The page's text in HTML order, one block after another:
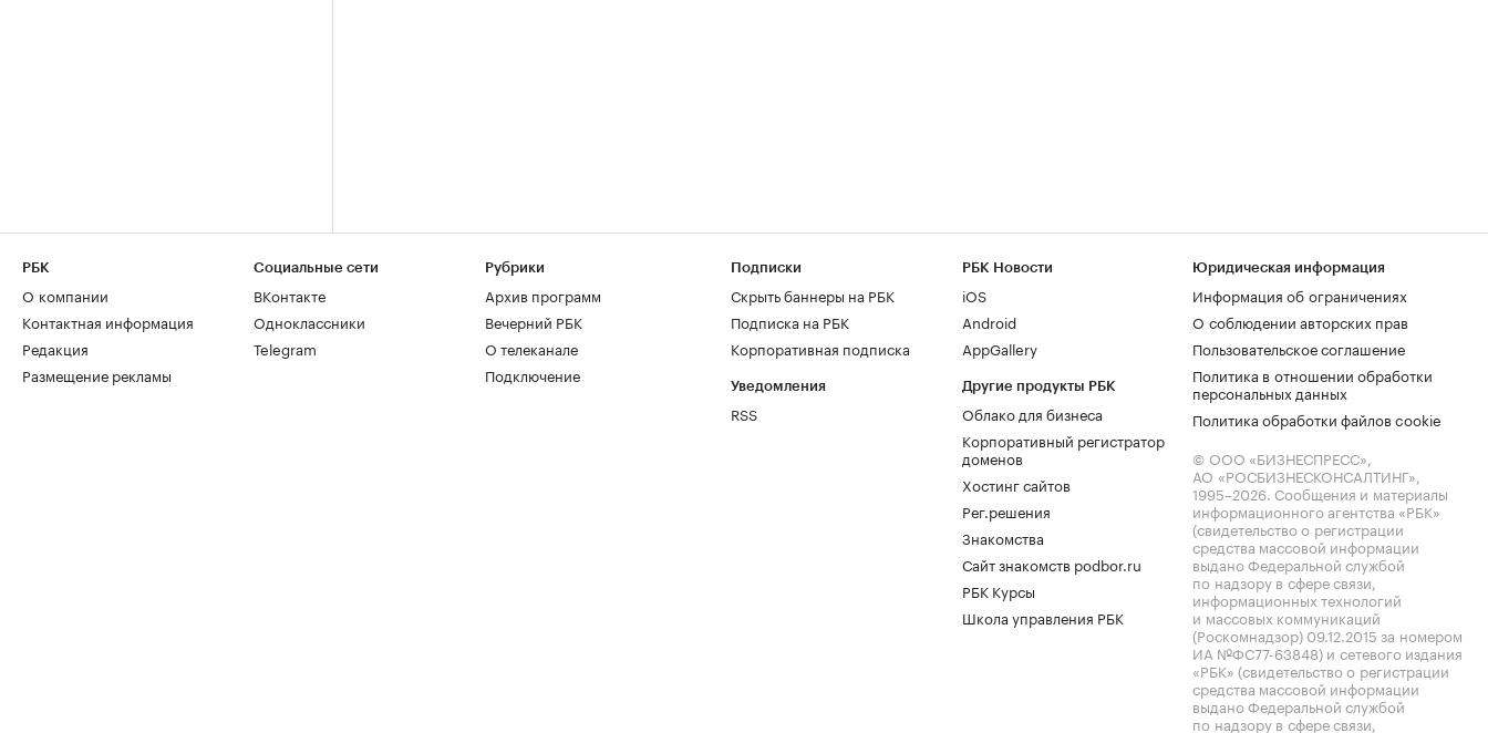
РБК
О компании
Контактная информация
Редакция
Размещение рекламы
Социальные сети
ВКонтакте
Одноклассники
Telegram
Рубрики
Архив программ
Вечерний РБК
О телеканале
Подключение
Подписки
Скрыть баннеры на РБК
Подписка на РБК
Корпоративная подписка
Уведомления
RSS
РБК Новости
iOS
Android
AppGallery
Другие продукты РБК
Облако для бизнеса
Корпоративный регистратор
доменов
Хостинг сайтов
Рег.решения
Знакомства
Сайт знакомств podbor.ru
РБК Курсы
Школа управления РБК
Юридическая информация
Информация об ограничениях
О соблюдении авторских прав
Пользовательское соглашение
Политика в отношении обработки
персональных данных
Политика обработки файлов cookie
© ООО «БИЗНЕСПРЕСС»,
АО «РОСБИЗНЕСКОНСАЛТИНГ»,
1995–2026. Сообщения и материалы
информационного агентства «РБК»
(свидетельство о регистрации
средства массовой информации
выдано Федеральной службой
по надзору в сфере связи,
информационных технологий
и массовых коммуникаций
(Роскомнадзор) 09.12.2015 за номером
ИА №ФС77-63848) и сетевого издания
«РБК» (свидетельство о регистрации
средства массовой информации
выдано Федеральной службой
по надзору в сфере связи,